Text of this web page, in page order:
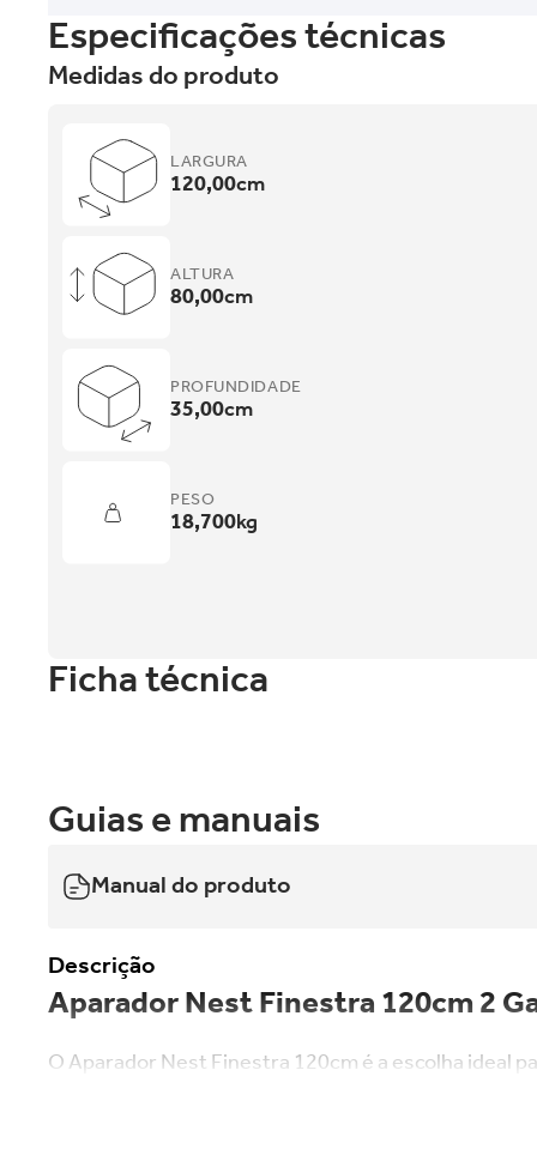
Especificações técnicas
Medidas do produto
LARGURA
120,00cm
ALTURA
80,00cm
PROFUNDIDADE
35,00cm
PESO
18,700kg
Ficha técnica
Guias e manuais
Manual do produto
Descrição
Aparador Nest Finestra 120cm 2
O Aparador Nest Finestra 120cm é a escolha ideal
decoração da sala de jantar, hall de entrada,